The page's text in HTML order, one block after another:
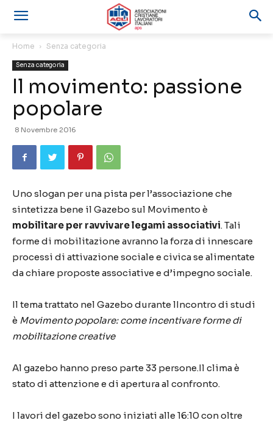
Home Senza categoria
Senza categoria
Il movimento: passione
popolare
8 Novembre 2016
Uno slogan per una pista per l’associazione che
sintetizza bene il Gazebo sul Movimento è
mobilitare per ravvivare legami associativi. Tali
forme di mobilitazione avranno la forza di innescare
processi di attivazione sociale e civica se alimentate
da chiare proposte associative e d’impegno sociale.
Il tema trattato nel Gazebo durante lIncontro di studi
è Movimento popolare: come incentivare forme di
mobilitazione creative
Al gazebo hanno preso parte 33 persone.Il clima è
stato di attenzione e di apertura al confronto.
I lavori del gazebo sono iniziati alle 16:10 con oltre